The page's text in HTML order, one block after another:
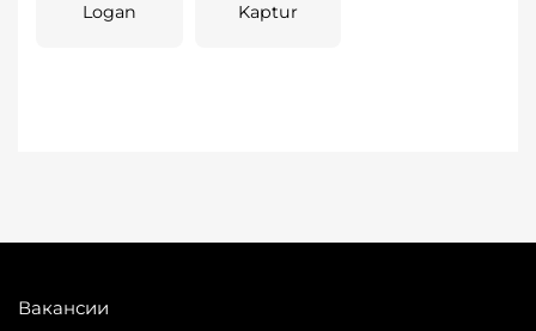
Logan Kaptur
Вакансии